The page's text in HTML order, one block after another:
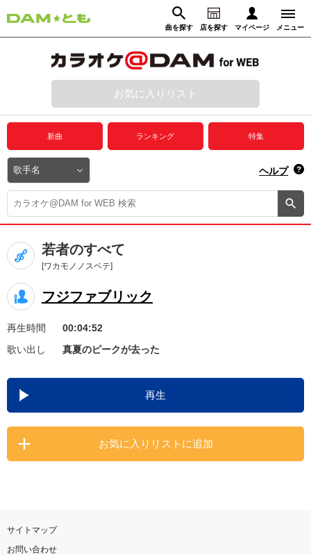
曲を探す 店を探す マイページ メニュー
動画からさがす 録音からさがす
ログイン
プレミアムサービス
DAM★とも動画
DAM★とも録音
カラオケ＠DAM
ユーザー検索
キャンペーン
お知らせ よくあるご質問
DAMの新曲・ランキングなど
カラオケ最新情報をチェック！
お気に入りリスト
新曲 ランキング 特集
ヘルプ
若者のすべて
[ワカモノノスベテ]
フジファブリック
再生時間
00:04:52
歌い出し
真夏のピークが去った
再生
お気に入りリストに追加
サイトマップ
お問い合わせ